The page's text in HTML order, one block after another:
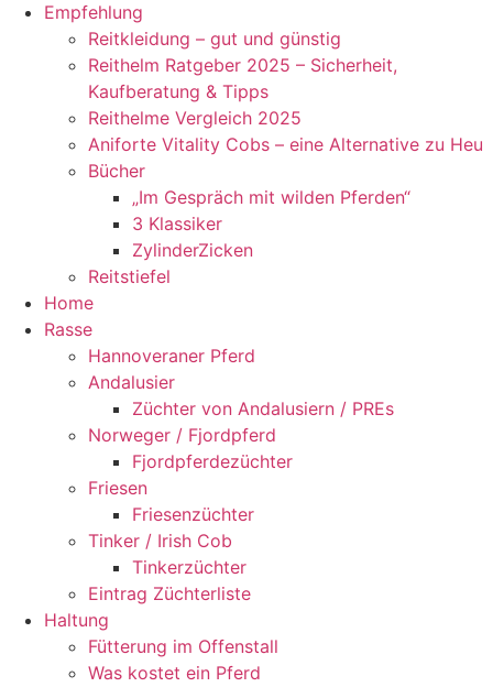
Empfehlung
Reitkleidung – gut und günstig
Reithelm Ratgeber 2025 – Sicherheit,
Kaufberatung & Tipps
Reithelme Vergleich 2025
Aniforte Vitality Cobs – eine Alternative zu Heu
Bücher
„Im Gespräch mit wilden Pferden“
3 Klassiker
ZylinderZicken
Reitstiefel
Home
Rasse
Hannoveraner Pferd
Andalusier
Züchter von Andalusiern / PREs
Norweger / Fjordpferd
Fjordpferdezüchter
Friesen
Friesenzüchter
Tinker / Irish Cob
Tinkerzüchter
Eintrag Züchterliste
Haltung
Fütterung im Offenstall
Was kostet ein Pferd